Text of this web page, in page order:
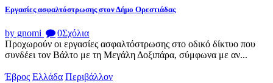
Εργασίες ασφαλτόστρωσης στον Δήμο Ορεστιάδας
by gnomi 0Σχόλια
Προχωρούν οι εργασίες ασφαλτόστρωσης στο οδικό δίκτυο που
συνδέει τον Βάλτο με τη Μεγάλη Δοξιπάρα, σύμφωνα με αν...
Έβρος Ελλάδα Περιβάλλον